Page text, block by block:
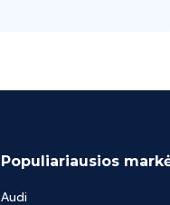
Populiariausios
Audi